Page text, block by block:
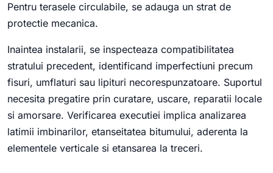
Pentru terasele circulabile, se adauga un strat de
protectie mecanica.
Inaintea instalarii, se inspecteaza compatibilitatea
stratului precedent, identificand imperfectiuni precum
fisuri, umflaturi sau lipituri necorespunzatoare. Suportul
necesita pregatire prin curatare, uscare, reparatii locale
si amorsare. Verificarea executiei implica analizarea
latimii imbinarilor, etanseitatea bitumului, aderenta la
elementele verticale si etansarea la treceri.